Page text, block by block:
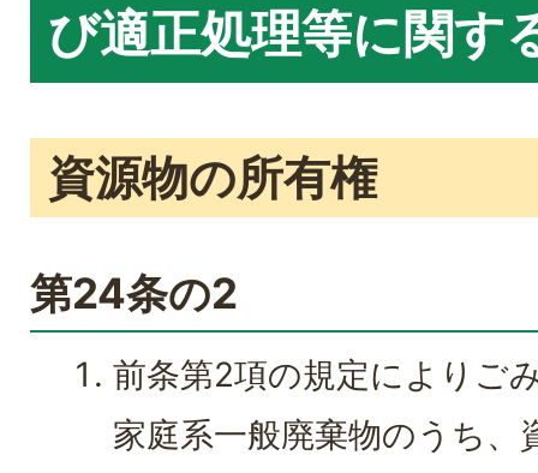
び適正処理等に関す
資源物の所有権
第24条の2
前条第2項の規定によりご
家庭系一般廃棄物のうち、